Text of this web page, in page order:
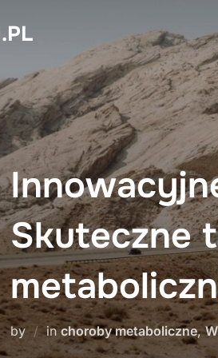
Skuteczne
by inchoroby metaboliczne,